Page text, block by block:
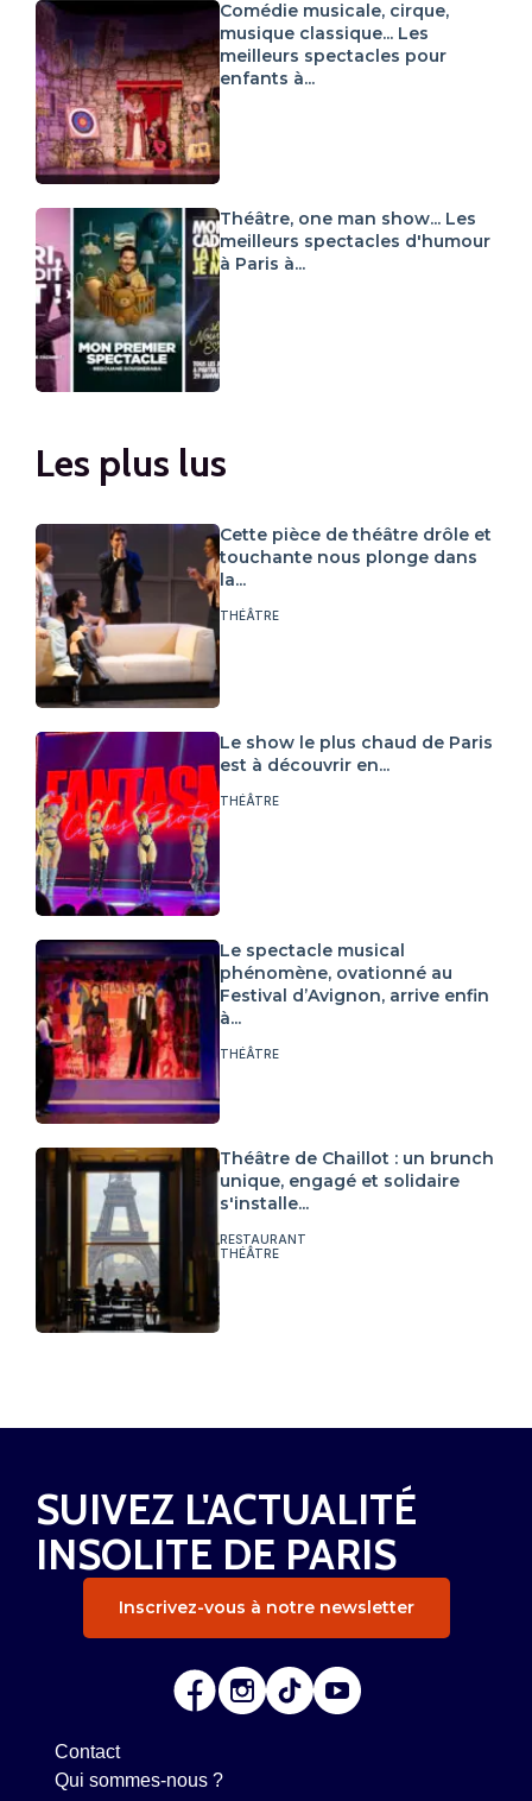
Comédie musicale, cirque,
musique classique... Les
meilleurs spectacles pour
enfants à...
Théâtre, one man show... Les
meilleurs spectacles d'humour
à Paris à...
Les plus lus
Cette pièce de théâtre drôle et
touchante nous plonge dans
la...
THÉÂTRE
Le show le plus chaud de Paris
est à découvrir en...
THÉÂTRE
Le spectacle musical
phénomène, ovationné au
Festival d’Avignon, arrive enfin
à...
THÉÂTRE
Théâtre de Chaillot : un brunch
unique, engagé et solidaire
s'installe...
RESTAURANT
THÉÂTRE
SUIVEZ L'ACTUALITÉ
INSOLITE DE PARIS
Inscrivez-vous à notre newsletter
Contact
Qui sommes-nous ?